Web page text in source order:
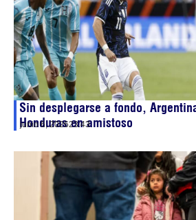
Sin desplegarse a fondo,
Honduras en amistoso
junio 6, 202623:43